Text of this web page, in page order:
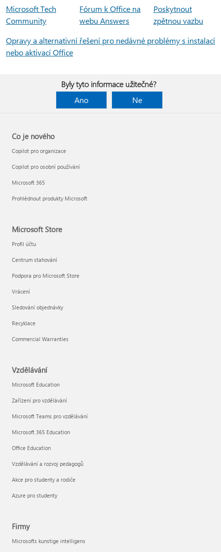
Microsoft Tech
Community
Fórum k Office na
webu Answers
Poskytnout
zpětnou vazbu
Opravy a alternativní řešení pro nedávné problémy s instalací
nebo aktivací Office
Byly tyto informace užitečné?
Ano
Ne
Co je nového
Copilot pro organizace
Copilot pro osobní používání
Microsoft 365
Prohlédnout produkty Microsoft
Microsoft Store
Profil účtu
Centrum stahování
Podpora pro Microsoft Store
Vrácení
Sledování objednávky
Recyklace
Commercial Warranties
Vzdělávání
Microsoft Education
Zařízení pro vzdělávání
Microsoft Teams pro vzdělávání
Microsoft 365 Education
Office Education
Vzdělávání a rozvoj pedagogů
Akce pro studenty a rodiče
Azure pro studenty
Firmy
Microsofts kunstige intelligens